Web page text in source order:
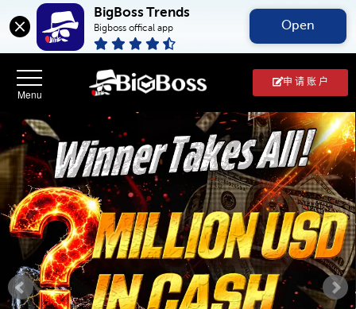
BigBoss Trends
Bigboss offical app Open
申 请 账 户
BigBoss(币
博
外
汇
中
文